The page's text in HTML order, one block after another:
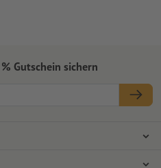
Gutschein sichern